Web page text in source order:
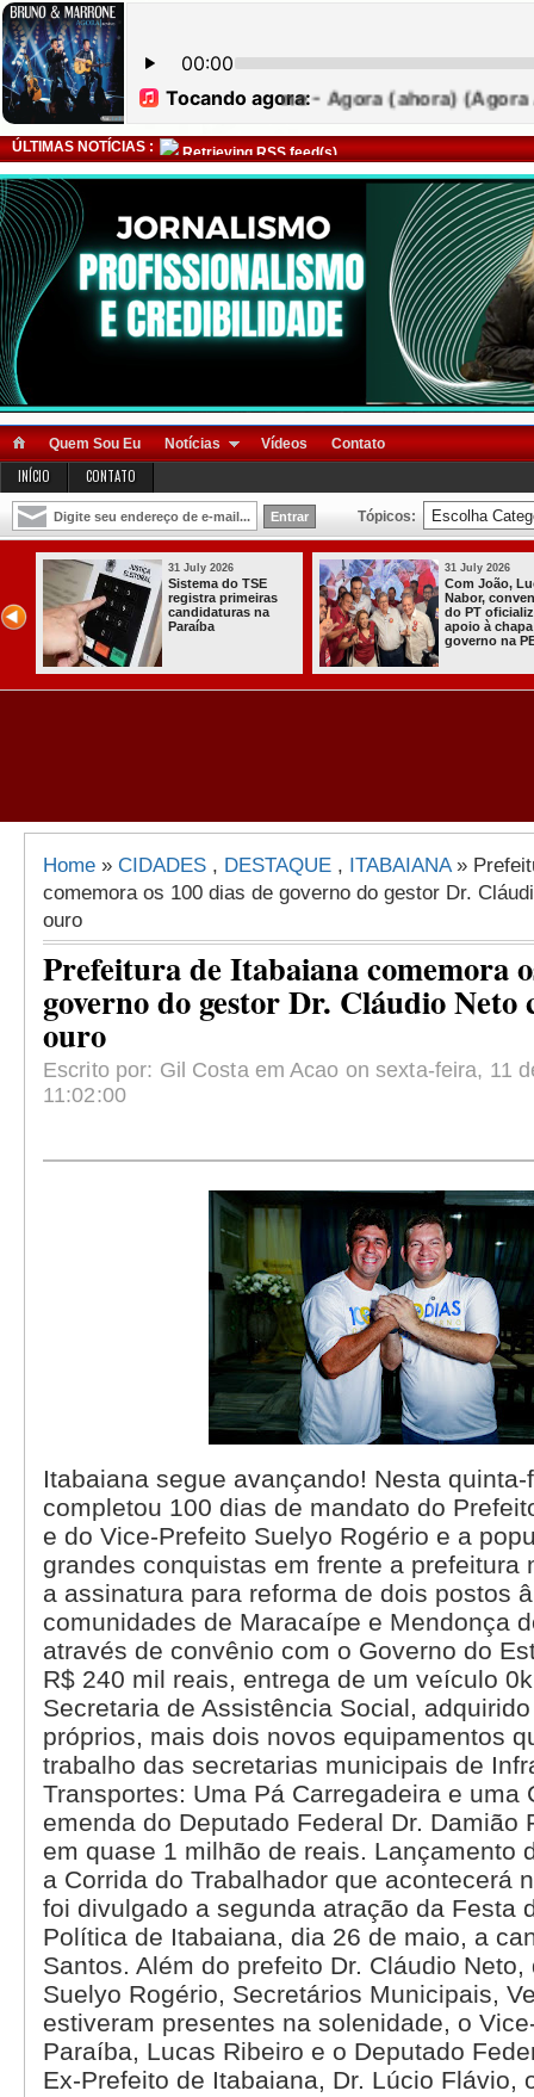
ÚLTIMAS NOTÍCIAS : Retrieving RSS feed(s)
Quem Sou Eu Notícias Vídeos Contato
INÍCIO CONTATO
Tópicos:
31 July 2026
Com João, Lucas e
Nabor, convenção
do PT oficializa
apoio à chapa do
governo na PB
31 July 2026
Presidente do TRE-
PB garante eleições
de 2026 com
“tranquilidade,
eficiência e
celeridade” na PB
Home » CIDADES , DESTAQUE , ITABAIANA»
comemora os 100 dias de governo do gestor Dr.
ouro
Prefeitura de Itabaiana comemora
governo do gestor Dr. Cláudio Neto
ouro
Escrito por: Gil Costa em Acao on sexta-feira, 11
11:02:00
Itabaiana segue avançando! Nesta
completou 100 dias de mandato do
e do Vice-Prefeito Suelyo Rogério e a
grandes conquistas em frente a prefeitura
a assinatura para reforma de dois postos
comunidades de Maracaípe e Mendonça
através de convênio com o Governo do
R$ 240 mil reais, entrega de um veículo
Secretaria de Assistência Social,
próprios, mais dois novos equipamentos
trabalho das secretarias municipais de
Transportes: Uma Pá Carregadeira e uma
emenda do Deputado Federal Dr. Damião
em quase 1 milhão de reais. Lançamento
a Corrida do Trabalhador que acontecerá
foi divulgado a segunda atração da Festa
Política de Itabaiana, dia 26 de maio, a
Santos. Além do prefeito Dr. Cláudio
Suelyo Rogério, Secretários Municipais,
estiveram presentes na solenidade, o
Paraíba, Lucas Ribeiro e o Deputado
Ex-Prefeito de Itabaiana, Dr. Lúcio Flávio,